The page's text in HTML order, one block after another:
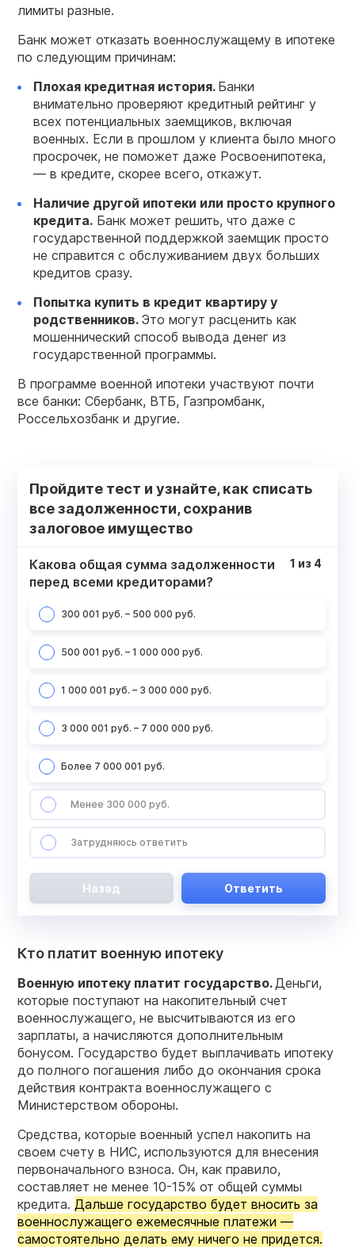
лимиты разные.
Банк может отказать военнослужащему в ипотеке
по следующим причинам:
Плохая кредитная история. Банки
внимательно проверяют кредитный рейтинг у
всех потенциальных заемщиков, включая
военных. Если в прошлом у клиента было много
просрочек, не поможет даже Росвоенипотека,
— в кредите, скорее всего, откажут.
Наличие другой ипотеки или просто крупного
кредита. Банк может решить, что даже с
государственной поддержкой заемщик просто
не справится с обслуживанием двух больших
кредитов сразу.
Попытка купить в кредит квартиру у
родственников. Это могут расценить как
мошеннический способ вывода денег из
государственной программы.
В программе военной ипотеки участвуют почти
все банки: Сбербанк, ВТБ, Газпромбанк,
Россельхозбанк и другие.
Пройдите тест и узнайте, как списать
все задолженности, сохранив
залоговое имущество
Какова общая сумма задолженности
перед всеми кредиторами?
300 001 руб. – 500 000 руб.
500 001 руб. – 1 000 000 руб.
1 000 001 руб. – 3 000 000 руб.
3 000 001 руб. – 7 000 000 руб.
Более 7 000 001 руб.
Менее 300 000 руб.
Затрудняюсь ответить
1 из 4
Назад Ответить
Кто платит военную ипотеку
Военную ипотеку платит государство.Деньги,
которые поступают на накопительный счет
военнослужащего, не высчитываются из его
зарплаты, а начисляются дополнительным
бонусом. Государство будет выплачивать ипотеку
до полного погашения либо до окончания срока
действия контракта военнослужащего с
Министерством обороны.
Средства, которые военный успел накопить на
своем счету в НИС, используются для внесения
первоначального взноса. Он, как правило,
составляет не менее 10-15% от общей суммы
кредита. Дальше государство будет вносить за
военнослужащего ежемесячные платежи —
самостоятельно делать ему ничего не придется.